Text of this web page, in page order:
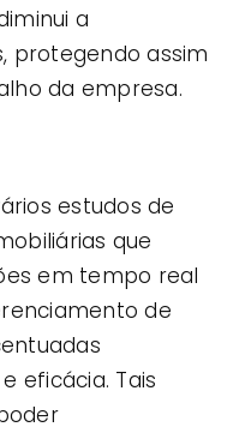
a
protegendo assim
da empresa.
estudos de
que
em tempo real
de
eficácia. Tais